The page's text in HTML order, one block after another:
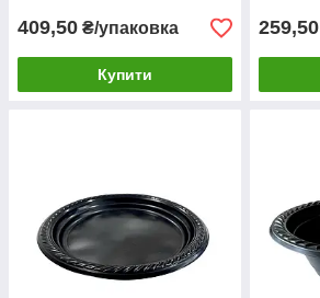
409,50 ₴/упаковка
Купити
259,50